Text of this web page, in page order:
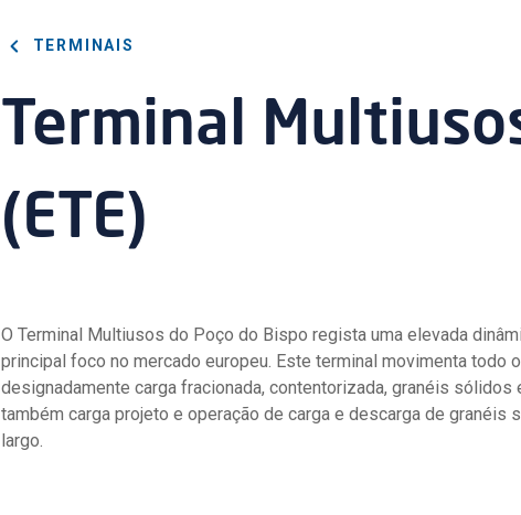
TERMINAIS
Terminal
(ETE)
O Terminal Multiusos do Poço do Bispo regista uma elevada
principal foco no mercado europeu. Este terminal movimenta todo
designadamente carga fracionada, contentorizada, granéis sólidos
também carga projeto e operação de carga e descarga de granéis
largo.